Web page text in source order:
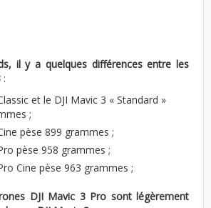
il y a quelques différences entre les
:
et le DJI Mavic 3 « Standard »
;
pèse 899 grammes ;
pèse 958 grammes ;
Cine pèse 963 grammes ;
DJI Mavic 3 Pro sont légèrement